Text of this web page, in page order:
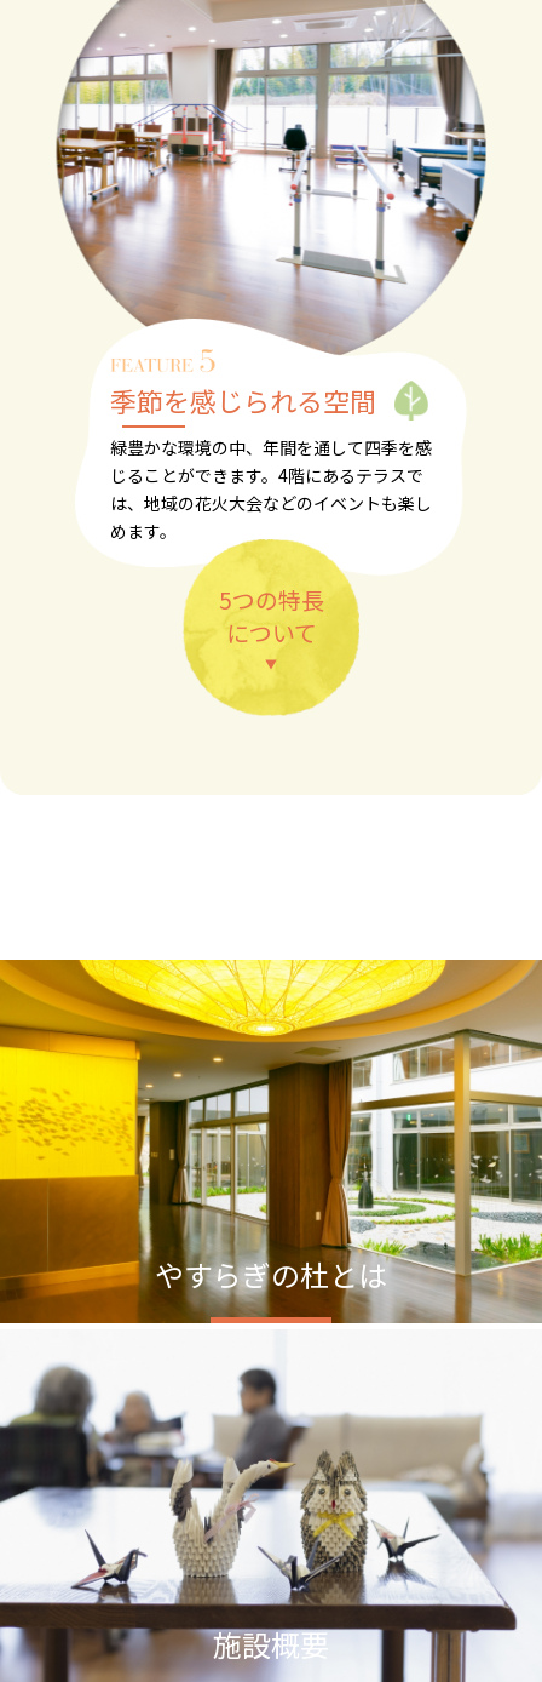
季節を感じられる空間
緑豊かな環境の中、年間を通して四季を感
じる ことができます。4階にあるテラスで
は、地域の花火大会などのイベントも楽し
めます。
5つの特長
について
やすらぎの杜とは
施設概要